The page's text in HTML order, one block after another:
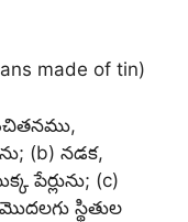
of tin)
(b) నడక,
పేర్లును; (c)
స్థితుల